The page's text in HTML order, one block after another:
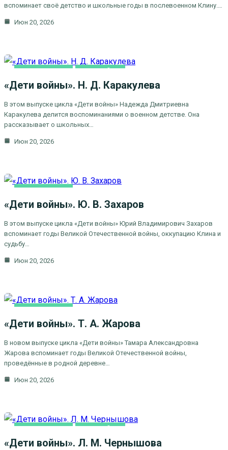
вспоминает своё детство и школьные годы в послевоенном Клину.…
Июн 20, 2026
«Дети войны». Н. Д. Каракулева
В этом выпуске цикла «Дети войны» Надежда Дмитриевна
Каракулева делится воспоминаниями о военном детстве. Она
рассказывает о школьных…
Июн 20, 2026
ДЕТИ ВОЙНЫ
«Дети войны». Ю. В. Захаров
В этом выпуске цикла «Дети войны» Юрий Владимирович Захаров
вспоминает годы Великой Отечественной войны, оккупацию Клина и
судьбу…
Июн 20, 2026
ДЕТИ ВОЙНЫ
«Дети войны». Т. А. Жарова
В новом выпуске цикла «Дети войны» Тамара Александровна
Жарова вспоминает годы Великой Отечественной войны,
проведённые в родной деревне…
Июн 20, 2026
«Дети войны». Л. М. Чернышова